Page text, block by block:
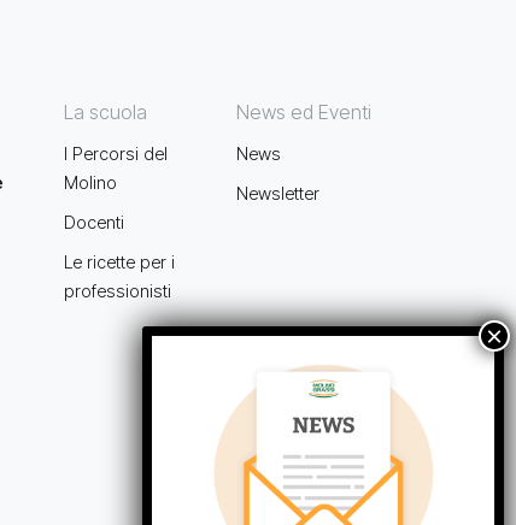
La scuola
I Percorsi del
Molino
Docenti
Le ricette per i
professionisti
News ed Eventi
News
Newsletter